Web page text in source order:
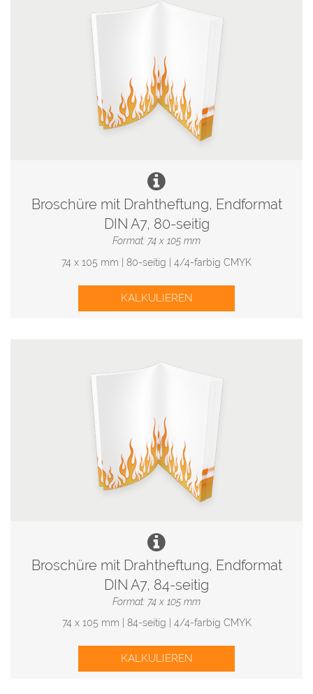
Broschüre mit Drahtheftung, Endformat
DIN A7, 80-seitig
Format: 74 x 105 mm
74 x 105 mm | 80-seitig | 4/4-farbig CMYK
KALKULIEREN
Broschüre mit Drahtheftung, Endformat
DIN A7, 84-seitig
Format: 74 x 105 mm
74 x 105 mm | 84-seitig | 4/4-farbig CMYK
KALKULIEREN